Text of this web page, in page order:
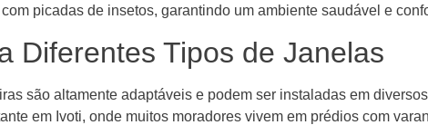
picadas de insetos, garantindo um ambiente saudável e
Diferentes Tipos de Janelas
são altamente adaptáveis e podem ser instaladas em
em Ivoti, onde muitos moradores vivem em prédios com